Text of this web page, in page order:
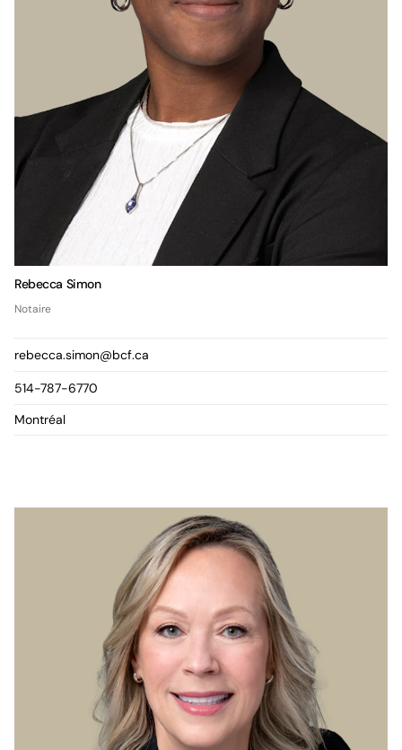
Rebecca Simon
Notaire
rebecca.simon@bcf.ca
514-787-6770
Montréal